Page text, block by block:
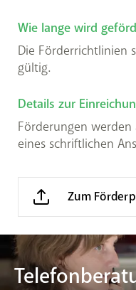
Wie lange wird
Die Förderrichtlinien
gültig.
Details zur
Förderungen werden
eines schriftlichen
Zum